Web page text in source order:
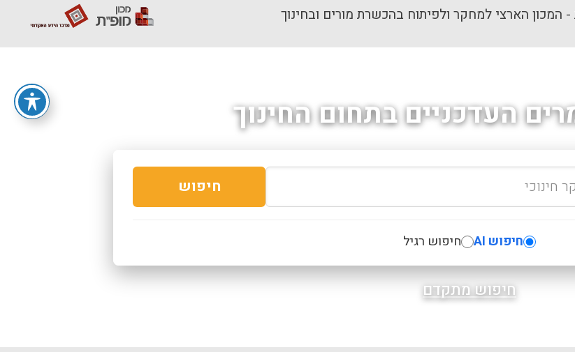
- המכון הארצי למחקר ולפיתוח בהכשרת מורים ובחינוך
העדכניים בתחום החינוך
חיפוש
חיפוש AI חיפוש רגיל
חיפוש מתקדם